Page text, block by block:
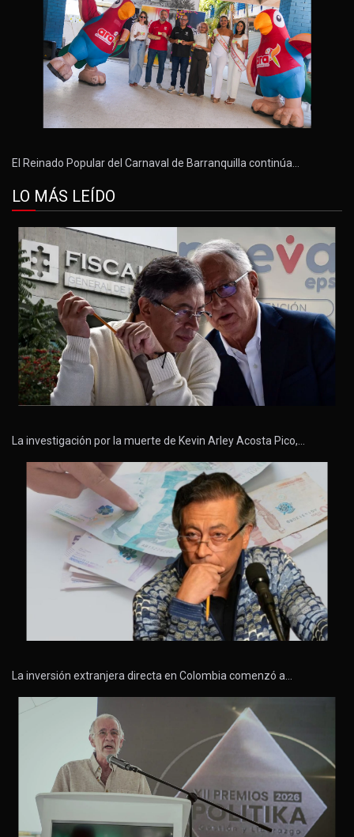
El Reinado Popular del Carnaval de Barranquilla continúa…
LO MÁS LEÍDO
La investigación por la muerte de Kevin Arley Acosta Pico,…
La inversión extranjera directa en Colombia comenzó a…